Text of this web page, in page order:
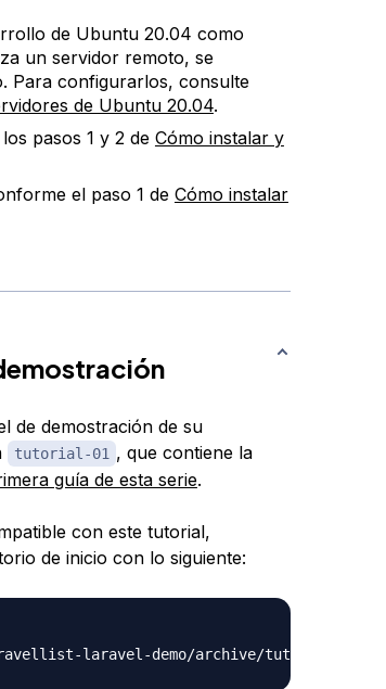
de Ubuntu 20.04 como
un servidor remoto, se
Para configurarlos, consulte
de Ubuntu 20.04.
pasos 1 y 2 de Cómo instalar y
el paso 1 de Cómo instalar
de demostración de su
tutorial-01 , que contiene la
guía de esta serie.
con este tutorial,
de inicio con lo siguiente:
laravel-demo/archive/tutorial-